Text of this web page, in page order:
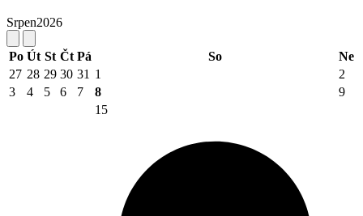
Srpen2026
Po Út St Čt Pá So
Ne
27 28 29 30 31 1
2
3
4 5 6 7 8 9
15